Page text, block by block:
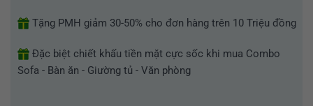
Tặng PMH giảm 30-50% cho đơn hàng trên 10 Triệu đồng
Đặc biệt chiết khấu tiền mặt cực sốc khi mua Combo
Sofa - Bàn ăn - Giường tủ - Văn phòng